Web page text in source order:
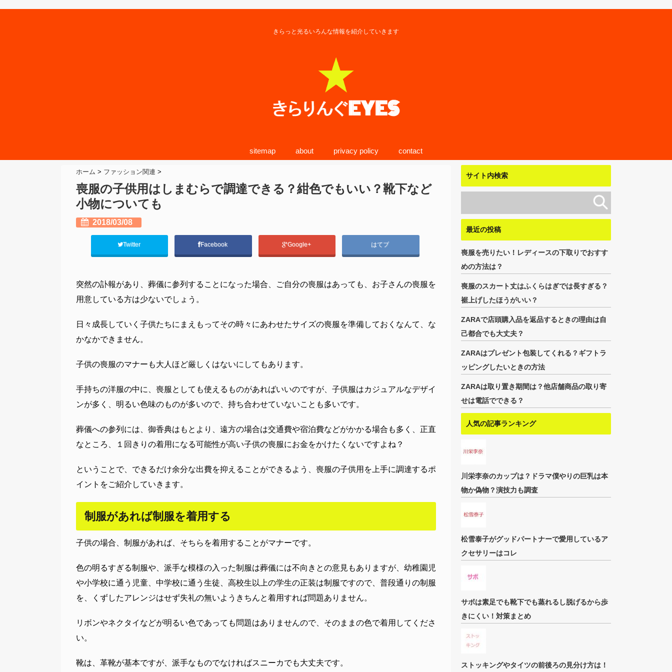
きらっと光るいろんな情報を紹介していきます
sitemap about privacy policy contact
ホーム > ファッション関連 >
喪服の子供用はしまむらで調達できる？紺色でもいい？靴下など
小物についても
2018/03/08
Twitter Facebook Google+ はてブ
突然の訃報があり、葬儀に参列することになった場合、ご自分の喪服はあっても、お子さんの喪服を
用意している方は少ないでしょう。
日々成長していく子供たちにまえもってその時々にあわせたサイズの喪服を準備しておくなんて、な
かなかできません。
子供の喪服のマナーも大人ほど厳しくはないにしてもあります。
手持ちの洋服の中に、喪服としても使えるものがあればいいのですが、子供服はカジュアルなデザイ
ンが多く、明るい色味のものが多いので、持ち合わせていないことも多いです。
葬儀への参列には、御香典はもとより、遠方の場合は交通費や宿泊費などがかかる場合も多く、正直
なところ、１回きりの着用になる可能性が高い子供の喪服にお金をかけたくないですよね？
ということで、できるだけ余分な出費を抑えることができるよう、喪服の子供用を上手に調達するポ
イントをご紹介していきます。
制服があれば制服を着用する
子供の場合、制服があれば、そちらを着用することがマナーです。
色の明るすぎる制服や、派手な模様の入った制服は葬儀には不向きとの意見もありますが、幼稚園児
や小学校に通う児童、中学校に通う生徒、高校生以上の学生の正装は制服ですので、普段通りの制服
を、くずしたアレンジはせず失礼の無いようきちんと着用すれば問題ありません。
リボンやネクタイなどが明るい色であっても問題はありませんので、そのままの色で着用してくださ
い。
靴は、革靴が基本ですが、派手なものでなければスニーカでも大丈夫です。
サイト内検索
最近の投稿
喪服を売りたい！レディースの下取りでおすす
めの方法は？
喪服のスカート丈はふくらはぎでは長すぎる？
裾上げしたほうがいい？
ZARAで店頭購入品を返品するときの理由は自
己都合でも大丈夫？
ZARAはプレゼント包装してくれる？ギフトラ
ッピングしたいときの方法
ZARAは取り置き期間は？他店舗商品の取り寄
せは電話でできる？
人気の記事ランキング
川栄李奈のカップは？ドラマ僕やりの巨乳は本
物か偽物？演技力も調査
松雪泰子がグッドパートナーで愛用しているア
クセサリーはコレ
サボは素足でも靴下でも蒸れるし脱げるから歩
きにくい！対策まとめ
ストッキングやタイツの前後ろの見分け方は！